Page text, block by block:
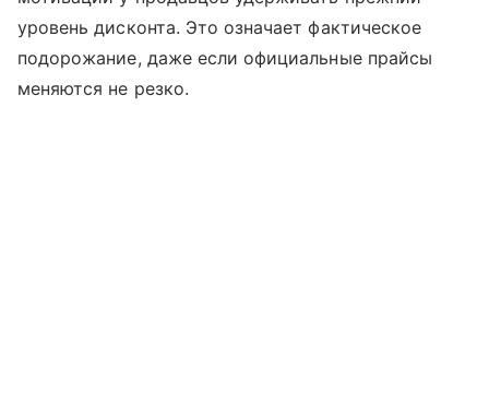
уровень дисконта. Это означает фактическое
подорожание, даже если официальные прайсы
меняются не резко.